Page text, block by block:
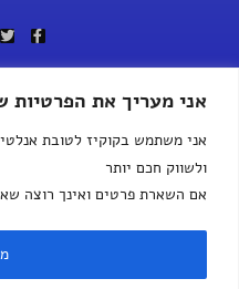
אני מעריך את הפרטיות
אני משתמש בקוקיז לטובת
ולשווק חכם יותר
אם השארת פרטים ואינך רוצה
ראשי
זן ואומנות השיווק
הבלוגיספירה שלי